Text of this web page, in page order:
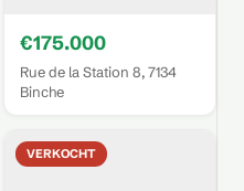
€175.000
Rue de la Station 8, 7134
Binche
VERKOCHT